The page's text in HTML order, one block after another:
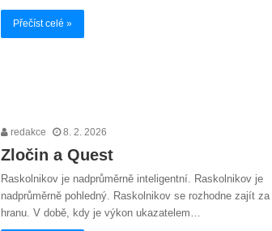
Přečíst celé »
redakce 8. 2. 2026
Zločin a Quest
Raskolnikov je nadprůměrně inteligentní. Raskolnikov je
nadprůměrně pohledný. Raskolnikov se rozhodne zajít za
hranu. V době, kdy je výkon ukazatelem…